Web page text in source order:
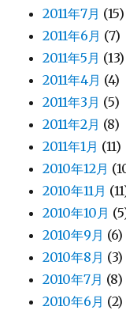
2011年7月 (15)
2011年6月 (7)
2011年5月 (13)
2011年4月 (4)
2011年3月 (5)
2011年2月 (8)
2011年1月 (11)
2010年12月
2010年11月
2010年10月
2010年9月 (6)
2010年8月 (3)
2010年7月 (8)
2010年6月 (2)